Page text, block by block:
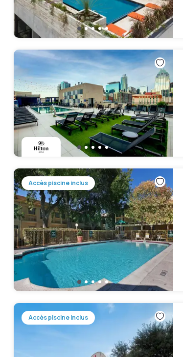
Accès piscine inclus
Accès piscine inclus